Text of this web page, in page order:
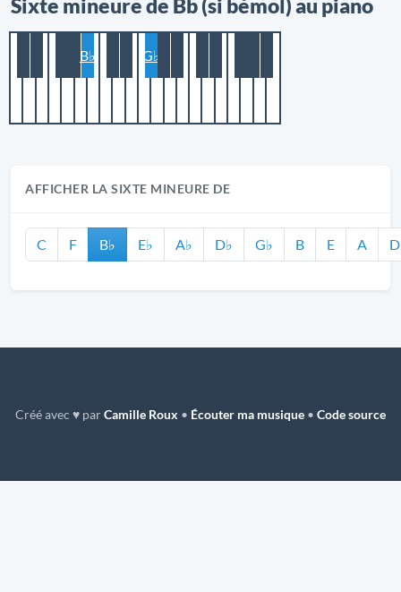
Sixte mineure de Bb (si bémol) au piano
B♭ G♭
AFFICHER LA SIXTE MINEURE DE
C F B♭ E♭ A♭ D♭ G♭ B E A D
Créé avec ♥ parCamille Roux • Écouter ma musique • Code source